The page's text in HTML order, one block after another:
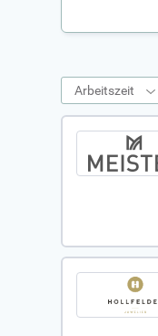
Arbeitszeit